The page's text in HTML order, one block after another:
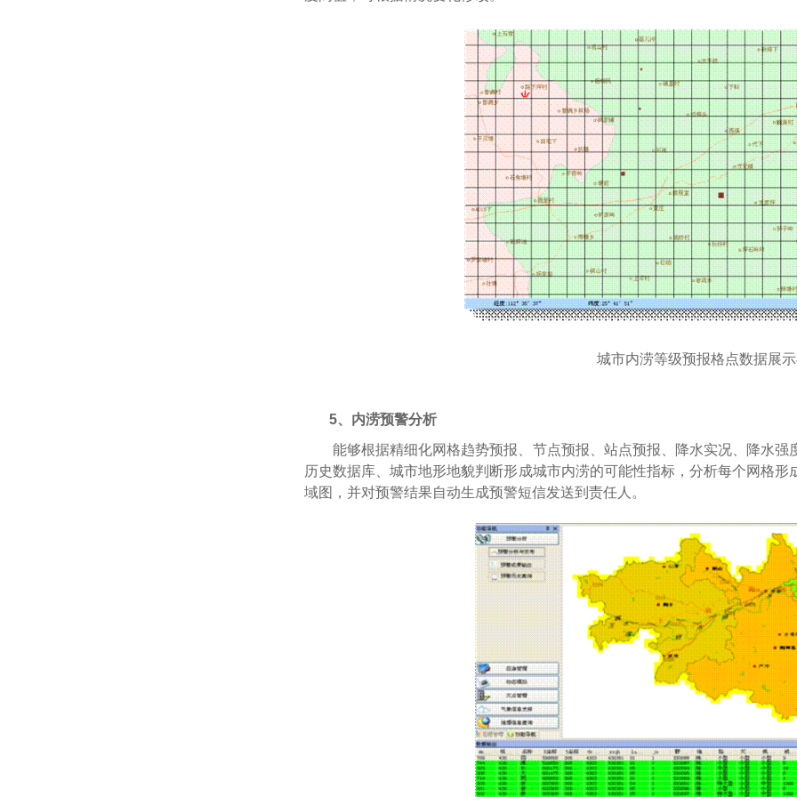
城市内涝等级预报格点数据展
5、内涝预警分析
能够根据精细化网格趋势预报、节点预报、站点预报、降水实况、降水
历史数据库、城市地形地貌判断形成城市内涝的可能性指标，分析每个网格
域图，并对预警结果自动生成预警短信发送到责任人。